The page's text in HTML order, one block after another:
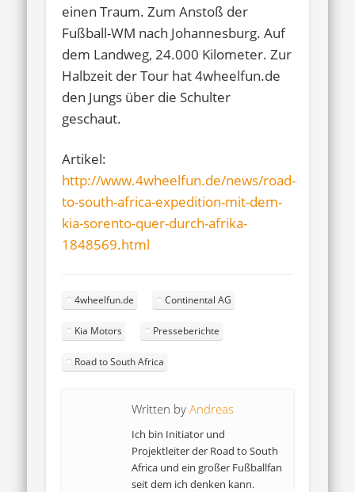
einen Traum. Zum Anstoß der
Fußball-WM nach Johannesburg. Auf
dem Landweg, 24.000 Kilometer. Zur
Halbzeit der Tour hat 4wheelfun.de
den Jungs über die Schulter
geschaut.
Artikel:
http://www.4wheelfun.de/news/road-
to-south-africa-expedition-mit-dem-
kia-sorento-quer-durch-afrika-
1848569.html
4wheelfun.de Continental AG
Kia Motors Presseberichte
Road to South Africa
Written byAndreas
Ich bin Initiator und
Projektleiter der Road to South
Africa und ein großer Fußballfan
seit dem ich denken kann.